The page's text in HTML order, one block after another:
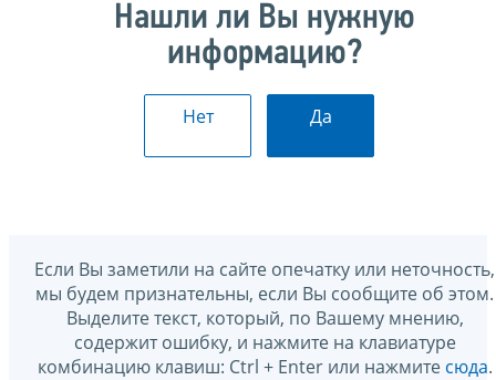
Нашли ли Вы нужную
информацию?
Нет Да
Если Вы заметили на сайте опечатку или неточность,
мы будем признательны, если Вы сообщите об этом.
Выделите текст, который, по Вашему мнению,
содержит ошибку, и нажмите на клавиатуре
комбинацию клавиш: Ctrl + Enter или нажмите сюда.